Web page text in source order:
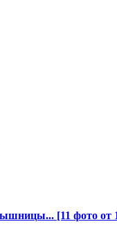
[11 фото от